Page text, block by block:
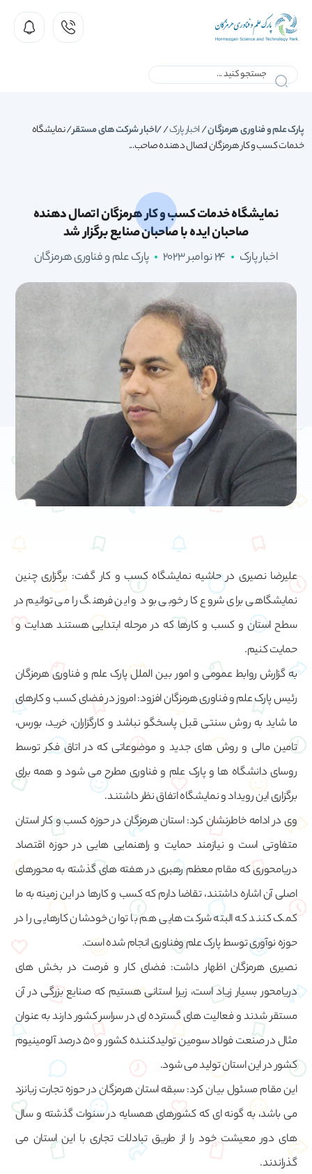
پارک علم و فناوری هرمزگان/اخبار پارک/ اخبار شرکت های مستقر/نمایشگاه
خدمات کسب و کار هرمزگان اتصال دهنده صاحب...
نمایشگاه خدمات کسب و کار هرمزگان اتصال دهنده
صاحبان ایده با صاحبان صنایع برگزار شد
اخبار پارک 24 نوامبر 2023 پارک علم و فناوری هرمزگان
علیرضا نصیری در حاشیه نمایشگاه کسب و کار گفت: برگزاری چنین
نمایشگاهی برای شروع کار خوبی بود و این فرهنگ را می توانیم در
سطح استان و کسب و کارها که در مرحله ابتدایی هستند هدایت و
حمایت کنیم.
به گزارش روابط عمومی و امور بین الملل پارک علم و فناوری هرمزگان
رئیس پارک علم و فناوری هرمزگان افزود: امروز در فضای کسب و کارهای
ما شاید به روش سنتی قبل پاسخگو نباشد و کارگزاران، خرید، بورس،
تامین مالی و روش های جدید و موضوعاتی که در اتاق فکر توسط
روسای دانشگاه ها و پارک علم و فناوری مطرح می شود و همه برای
برگزاری این رویداد و نمایشگاه اتفاق نظر داشتند.
وی در ادامه خاطرنشان کرد: استان هرمزگان در حوزه کسب و کار استان
متفاوتی است و نیازمند حمایت و راهنمایی هایی در حوزه اقتصاد
دریامحوری که مقام معظم رهبری در هفته های گذشته به محورهای
اصلی آن اشاره داشتند، تقاضا دارم که کسب و کارها در این زمینه به ما
کمک کنند که البته شرکت هایی هم با توان خودشان کارهایی را در
حوزه نوآوری توسط پارک علم وفناوری انجام شده است.
نصیری هرمزگان اظهار داشت: فضای کار و فرصت در بخش های
دریامحور بسیار زیاد است، زیرا استانی هستیم که صنایع بزرگی در آن
مستقر شدند و فعالیت های گسترده ای در سراسر کشور دارند به عنوان
مثال در صنعت فولاد سومین تولیدکننده کشور و 50 درصد آلومینیوم
کشور در این استان تولید می شود.
این مقام مسئول بیان کرد: سبقه استان هرمزگان در حوزه تجارت زبانزد
می باشد، به گونه ای که کشورهای همسایه در سنوات گذشته و سال
های دور معیشت خود را از طریق تبادلات تجاری با این استان می
گذراندند.